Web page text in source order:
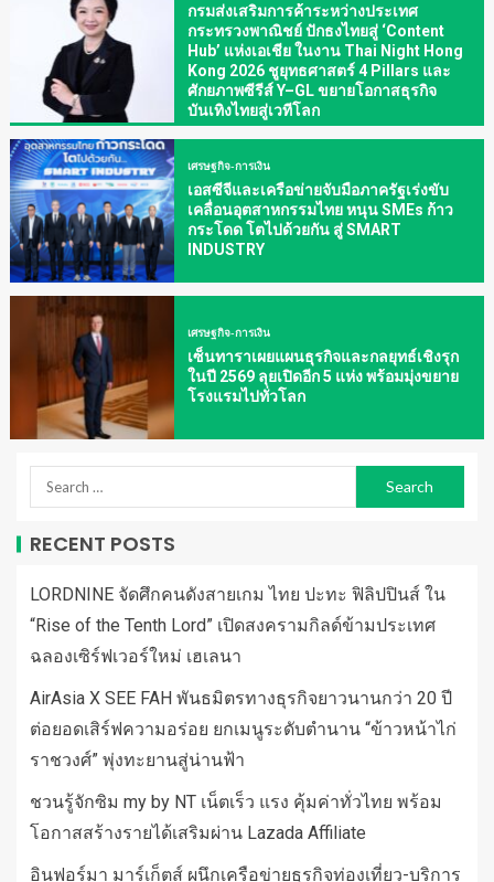
กรมส่งเสริมการค้าระหว่างประเทศ
กระทรวงพาณิชย์ ปักธงไทยสู่ ‘Content
Hub’ แห่งเอเชีย ในงาน Thai Night Hong
Kong 2026 ชูยุทธศาสตร์ 4 Pillars และ
ศักยภาพซีรีส์ Y–GL ขยายโอกาสธุรกิจ
บันเทิงไทยสู่เวทีโลก
เศรษฐกิจ-การเงิน
เอสซีจีและเครือข่ายจับมือภาครัฐเร่งขับ
เคลื่อนอุตสาหกรรมไทย หนุน SMEs ก้าว
กระโดด โตไปด้วยกัน สู่ SMART
INDUSTRY
เศรษฐกิจ-การเงิน
เซ็นทาราเผยแผนธุรกิจและกลยุทธ์เชิงรุก
ในปี 2569 ลุยเปิดอีก 5 แห่ง พร้อมมุ่งขยาย
โรงแรมไปทั่วโลก
RECENT POSTS
LORDNINE จัดศึกคนดังสายเกม ไทย ปะทะ ฟิลิปปินส์ ใน
“Rise of the Tenth Lord” เปิดสงครามกิลด์ข้ามประเทศ
ฉลองเซิร์ฟเวอร์ใหม่ เฮเลนา
AirAsia X SEE FAH พันธมิตรทางธุรกิจยาวนานกว่า 20 ปี
ต่อยอดเสิร์ฟความอร่อย ยกเมนูระดับตำนาน “ข้าวหน้าไก่
ราชวงศ์” พุ่งทะยานสู่น่านฟ้า
ชวนรู้จักซิม my by NT เน็ตเร็ว แรง คุ้มค่าทั่วไทย พร้อม
โอกาสสร้างรายได้เสริมผ่าน Lazada Affiliate
อินฟอร์มา มาร์เก็ตส์ ผนึกเครือข่ายธุรกิจท่องเที่ยว-บริการ